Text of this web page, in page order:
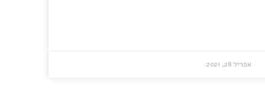
אפריל 28, 2021